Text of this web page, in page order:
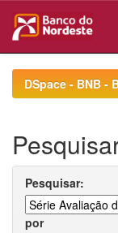
navigationDSpace - BNB -
Pesquisar:
por